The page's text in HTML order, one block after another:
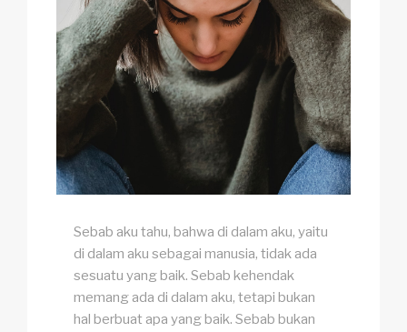
Sebab aku tahu, bahwa di dalam aku, yaitu
di dalam aku sebagai manusia, tidak ada
sesuatu yang baik. Sebab kehendak
memang ada di dalam aku, tetapi bukan
hal berbuat apa yang baik. Sebab bukan